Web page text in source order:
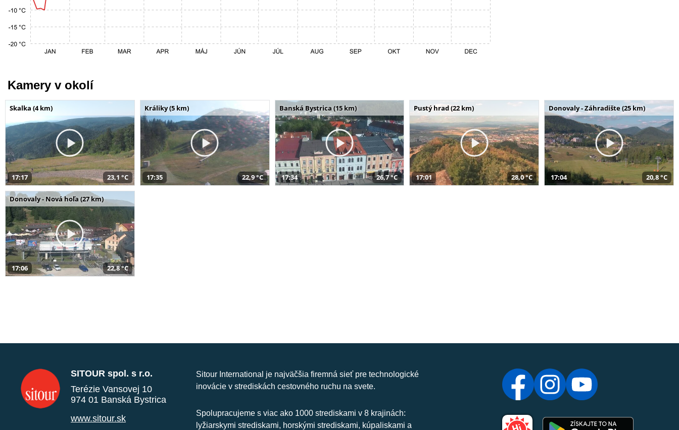
Kamery v okolí
Skalka (4 km)
17:17 23,1 °C
Králiky (5 km)
17:35 22,9 °C
Banská Bystrica (15 km)
17:34 26,7 °C
Pustý hrad (22 km)
17:01 28,0 °C
Donovaly - Záhradište (25 km)
17:04 20,8 °C
Donovaly - Nová hoľa (27 km)
17:06 22,8 °C
SITOUR spol. s r.o.
Terézie Vansovej 10
974 01 Banská Bystrica
www.sitour.sk
Sitour International je najväčšia firemná sieť pre technologické
inovácie v strediskách cestovného ruchu na svete.
Spolupracujeme s viac ako 1000 strediskami v 8 krajinách:
lyžiarskymi strediskami, horskými strediskami, kúpaliskami a